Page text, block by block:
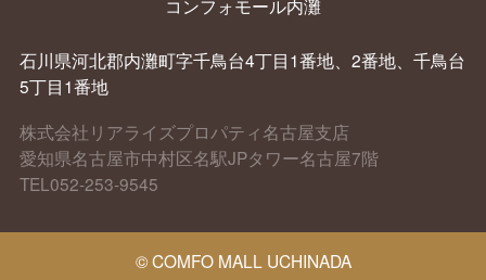
コンフォモール内灘
石川県河北郡内灘町字千鳥台4丁目1番地、2番地、千鳥台
5丁目1番地
株式会社リアライズプロパティ名古屋支店
愛知県名古屋市中村区名駅JPタワー名古屋7階
TEL052-253-9545
© COMFO MALL UCHINADA